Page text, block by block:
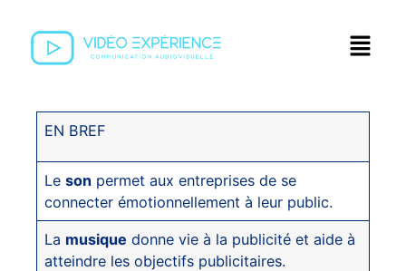
EN BREF
Leson permet aux entreprises de se
connecter émotionnellement à leur public.
La musique donne vie à la publicité et aide à
atteindre les objectifs publicitaires.